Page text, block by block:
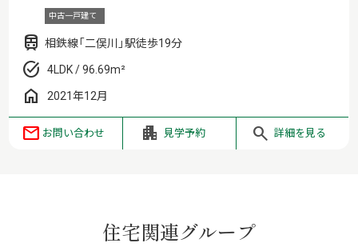
中古一戸建て
相鉄線「二俣川」駅徒歩19分
4LDK / 96.69m²
2021年12月
お問い合わせ 見学予約 詳細を見る
住宅関連グループ